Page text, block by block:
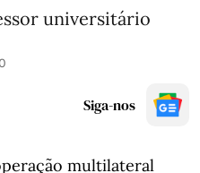
universitário
Siga-nos
multilateral